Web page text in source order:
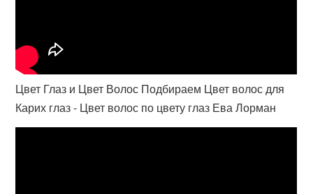
Цвет Глаз и Цвет Волос Подбираем Цвет волос для
Карих глаз - Цвет волос по цвету глаз Ева Лорман